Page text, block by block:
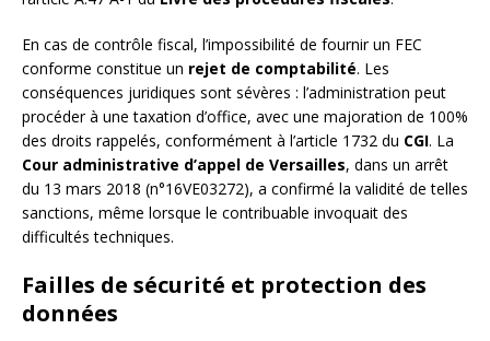
En cas de contrôle fiscal, l’impossibilité de fournir un FEC
conforme constitue un rejet de comptabilité. Les
conséquences juridiques sont sévères : l’administration peut
procéder à une taxation d’office, avec une majoration de 100%
des droits rappelés, conformément à l’article 1732 du CGI. La
Cour administrative d’appel de Versailles, dans un arrêt
du 13 mars 2018 (n°16VE03272), a confirmé la validité de telles
sanctions, même lorsque le contribuable invoquait des
difficultés techniques.
Failles de sécurité et protection des
données